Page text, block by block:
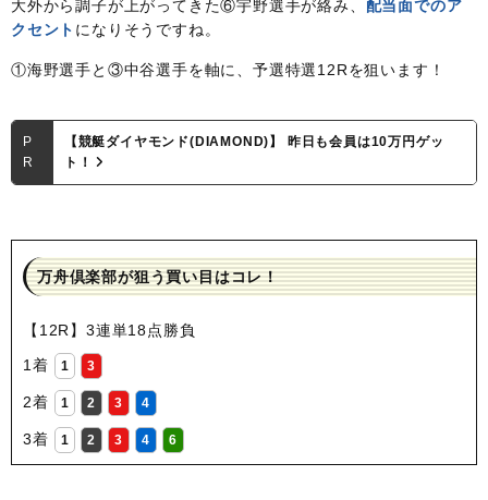
大外から調子が上がってきた⑥宇野選手が絡み、 配当面でのア
クセント になりそうですね。
①海野選手と③中谷選手を軸に、予選特選12Rを狙います！
P
R
【競艇ダイヤモンド(DIAMOND)】 昨日も会員は10万円ゲッ
ト！
万舟倶楽部が狙う買い目はコレ！
【12R】3連単18点勝負
1着
1 3
2着 1 2 3 4
3着 1 2 3 4 6